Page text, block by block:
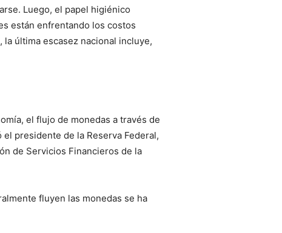
Luego, el papel higiénico
están enfrentando los costos
última escasez nacional incluye,
el flujo de monedas a través de
presidente de la Reserva Federal,
de Servicios Financieros de la
fluyen las monedas se ha